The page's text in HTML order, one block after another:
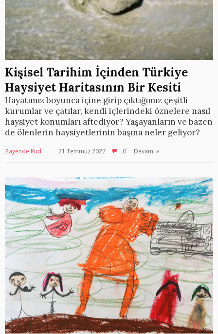
Kişisel Tarihim İçinden Türkiye
Haysiyet Haritasının Bir Kesiti
Hayatımız boyunca içine girip çıktığımız çeşitli
kurumlar ve çatılar, kendi içlerindeki öznelere nasıl
haysiyet konumları aftediyor? Yaşayanların ve bazen
de ölenlerin haysiyetlerinin başına neler geliyor?
Zayende Rud 21 Temmuz 2022 0 Devamı »